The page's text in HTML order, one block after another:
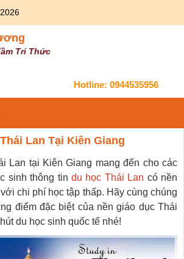
Tri Thức
Hotline: 0944535956
Lan Tại Kiên Giang
Lan tại Kiên Giang mang đến cho các
sinh thông tin du học Thái Lan có nền
chi phí học tập thấp. Hãy cùng chúng
điểm đặc biệt của nền giáo dục Thái
du học sinh quốc tế nhé!